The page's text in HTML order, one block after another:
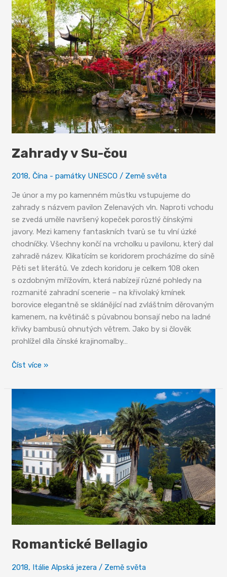
Zahrady v Su-čou
2018, Čína - památky UNESCO / Země světa
Je únor a my po kamenném můstku vstupujeme do
zahrady s názvem pavilon Zelenavých vln. Naproti vchodu
se zvedá uměle navršený kopeček porostlý čínskými
javory. Mezi kameny fantaskních tvarů se tu vlní úzké
chodníčky. Všechny končí na vrcholku u pavilonu, který dal
zahradě název. Klikatícím se koridorem procházíme do síně
Pěti set literátů. Ve zdech koridoru je celkem 108 oken
s ozdobným mřížovím, která nabízejí různé pohledy na
rozmanité zahradní scenerie – na křivolaký kmínek
borovice elegantně se sklánějící nad zvláštním děrovaným
kamenem, na květináč s půvabnou bonsají nebo na ladné
křivky bambusů ohnutých větrem. Jako by si člověk
prohlížel díla čínské krajinomalby…
Zahrady
čou
Číst více »
Romantické Bellagio
2018, Itálie Alpská jezera / Země světa